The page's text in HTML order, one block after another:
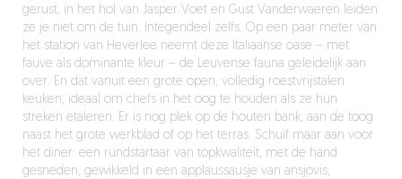
gerust, in het hol van Jasper Voet en Gust Vanderwaeren leiden
ze je niet om de tuin. Integendeel zelfs. Op een paar meter van
het station van Heverlee neemt deze Italiaanse oase – met
fauve als dominante kleur – de Leuvense fauna geleidelijk aan
over. En dat vanuit een grote open, volledig roestvrijstalen
keuken, ideaal om chefs in het oog te houden als ze hun
streken etaleren. Er is nog plek op de houten bank, aan de toog
naast het grote werkblad of op het terras. Schuif maar aan voor
het diner: een rundstartaar van topkwaliteit, met de hand
gesneden, gewikkeld in een applaussausje van ansjovis;